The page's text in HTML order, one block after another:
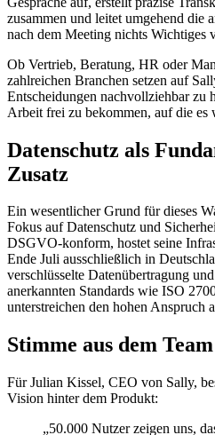
zusammen und leitet umgehend die
nach dem Meeting nichts Wichtiges
Ob Vertrieb, Beratung, HR oder
zahlreichen Branchen setzen auf
Entscheidungen nachvollziehbar zu
Arbeit frei zu bekommen, auf die
Datenschutz als
Zusatz
Ein wesentlicher Grund für dieses
Fokus auf Datenschutz und
DSGVO-konform, hostet seine
Ende Juli ausschließlich in
verschlüsselte Datenübertragung
anerkannten Standards wie ISO
unterstreichen den hohen Anspruch
Stimme aus dem Team
Für Julian Kissel, CEO von Sally,
Vision hinter dem Produkt:
„50.000 Nutzer zeigen uns,